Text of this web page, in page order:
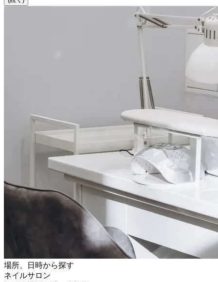
場所、日時から探す
ネイルサロン